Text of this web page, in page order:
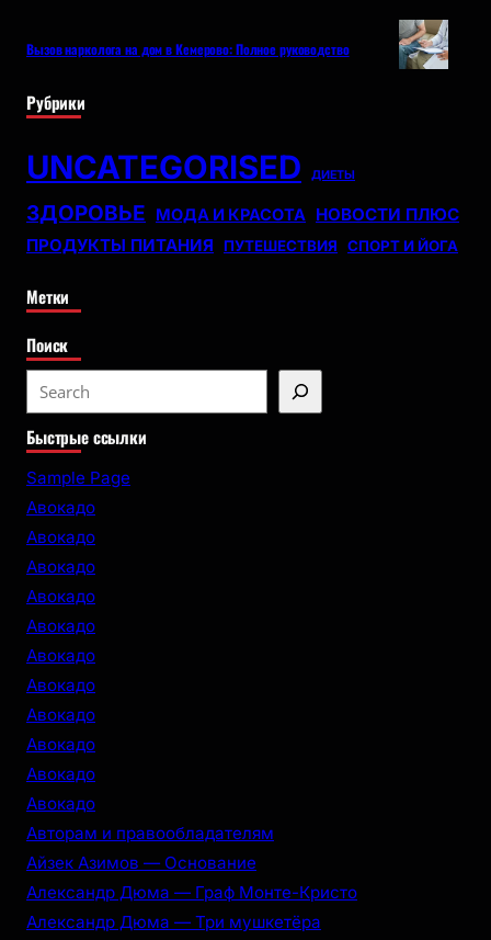
Вызов нарколога на дом в Кемерово: Полное руководство
Рубрики
UNCATEGORISED ДИЕТЫ
ЗДОРОВЬЕ МОДА И КРАСОТА НОВОСТИ ПЛЮС
ПРОДУКТЫ ПИТАНИЯ
ПУТЕШЕСТВИЯ СПОРТ И ЙОГА
Метки
Поиск
e
a
r
Быстрые ссылки
Sample Page
Авокадо
Авокадо
Авокадо
Авокадо
Авокадо
Авокадо
Авокадо
Авокадо
Авокадо
Авокадо
Авокадо
Авторам и правообладателям
Айзек Азимов — Основание
Александр Дюма — Граф Монте-Кристо
Александр Дюма — Три мушкетёра